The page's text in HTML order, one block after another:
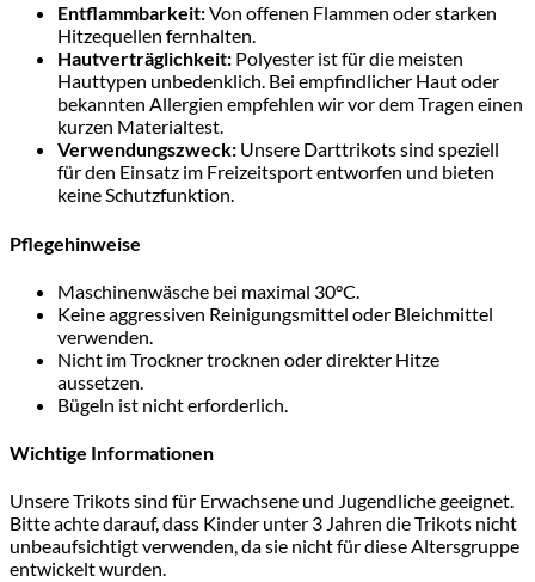
Entflammbarkeit:Von offenen Flammen oder starken
Hitzequellen fernhalten.
Hautverträglichkeit: Polyester ist für die meisten
Hauttypen unbedenklich. Bei empfindlicher Haut oder
bekannten Allergien empfehlen wir vor dem Tragen einen
kurzen Materialtest.
Verwendungszweck: Unsere Darttrikots sind speziell
für den Einsatz im Freizeitsport entworfen und bieten
keine Schutzfunktion.
Pflegehinweise
Maschinenwäsche bei maximal 30°C.
Keine aggressiven Reinigungsmittel oder Bleichmittel
verwenden.
Nicht im Trockner trocknen oder direkter Hitze
aussetzen.
Bügeln ist nicht erforderlich.
Wichtige Informationen
Unsere Trikots sind für Erwachsene und Jugendliche geeignet.
Bitte achte darauf, dass Kinder unter 3 Jahren die Trikots nicht
unbeaufsichtigt verwenden, da sie nicht für diese Altersgruppe
entwickelt wurden.